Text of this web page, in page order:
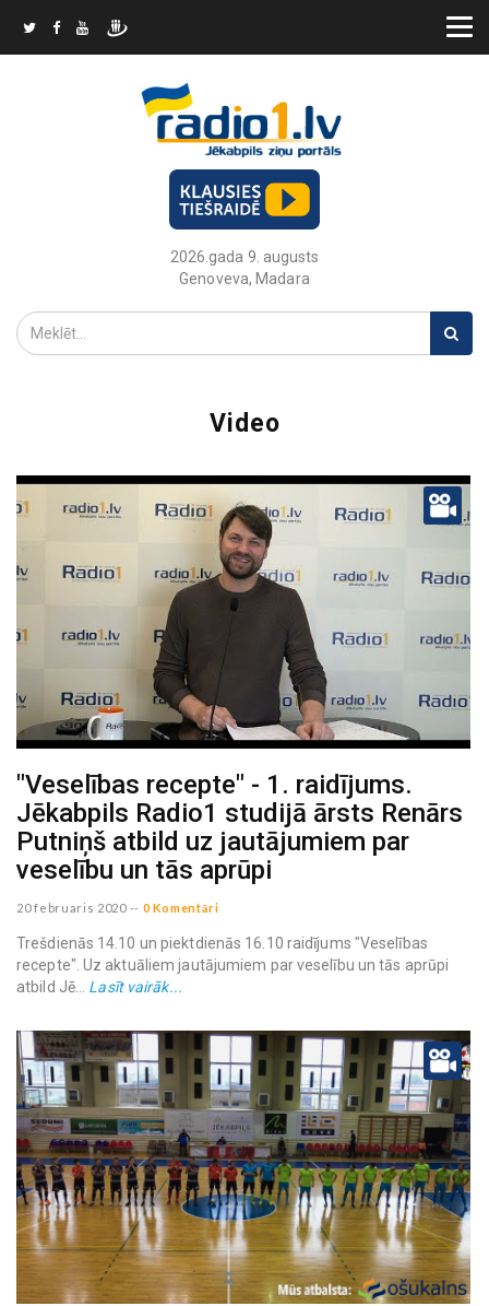
2026.gada 9. augusts
Genoveva, Madara
Video
"Veselības recepte" - 1. raidījums.
Jēkabpils Radio1 studijā ārsts Renārs
Putniņš atbild uz jautājumiem par
veselību un tās aprūpi
20 februaris 2020-- 0 Komentāri
Trešdienās 14.10 un piektdienās 16.10 raidījums "Veselības
recepte". Uz aktuāliem jautājumiem par veselību un tās aprūpi
atbild Jē... Lasīt vairāk...